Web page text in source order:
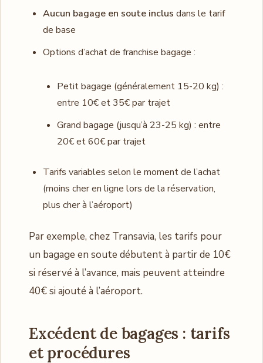
Aucun bagage en soute inclus dans le tarif
de base
Options d’achat de franchise bagage :
Petit bagage (généralement 15-20 kg) :
entre 10€ et 35€ par trajet
Grand bagage (jusqu’à 23-25 kg) : entre
20€ et 60€ par trajet
Tarifs variables selon le moment de l’achat
(moins cher en ligne lors de la réservation,
plus cher à l’aéroport)
Par exemple, chez Transavia, les tarifs pour
un bagage en soute débutent à partir de 10€
si réservé à l’avance, mais peuvent atteindre
40€ si ajouté à l’aéroport.
Excédent de bagages : tarifs
et procédures